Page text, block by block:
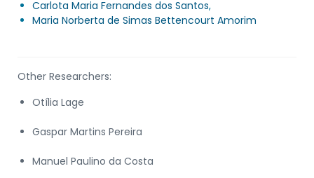
Carlota Maria Fernandes dos Santos,
Maria Norberta de Simas Bettencourt Amorim
Other Researchers:
Otília Lage
Gaspar Martins Pereira
Manuel Paulino da Costa